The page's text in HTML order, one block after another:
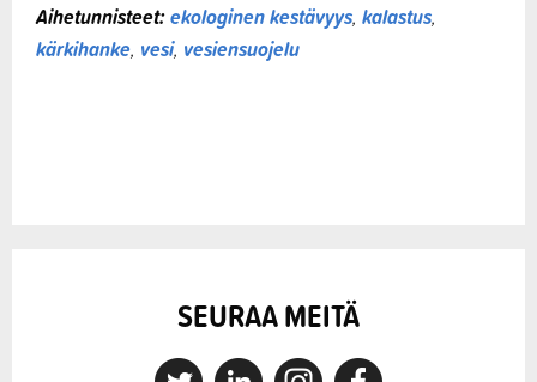
Aihetunnisteet:ekologinen kestävyys, kalastus,
kärkihanke, vesi, vesiensuojelu
SEURAA MEITÄ
X LinkedinInstagramFacebook